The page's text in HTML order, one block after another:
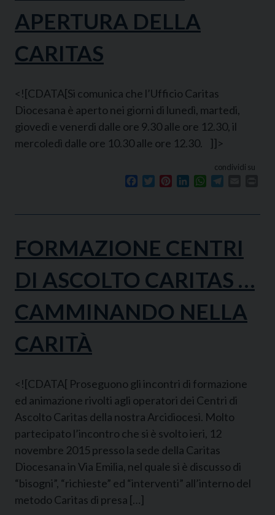
APERTURA DELLA
CARITAS
<![CDATA[Si comunica che l’Ufficio Caritas
Diocesana è aperto nei giorni di lunedì, martedi,
giovedì e venerdi dalle ore 9.30 alle ore 12.30, il
mercoledì dalle ore 10.30 alle ore 12.30. ]]>
condividi su
Facebook
TwitterPinterestLinkedInWhatsApp
FORMAZIONE CENTRI
DI ASCOLTO CARITAS …
CAMMINANDO NELLA
CARITÀ
<![CDATA[ Proseguono gli incontri di formazione
ed animazione rivolti agli operatori dei Centri di
Ascolto Caritas della nostra Arcidiocesi. Molto
partecipato l’incontro che si è svolto ieri, 12
novembre 2015 presso la sede della Caritas
Diocesana in Via Emilia, nel quale si è discusso di
“bisogni”, “richieste” ed “interventi” all’interno del
metodo Caritas di presa […]